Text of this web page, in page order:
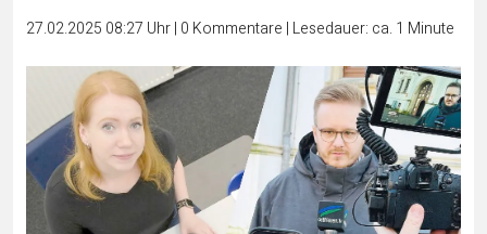
27.02.2025 08:27 Uhr| 0 Kommentare | Lesedauer: ca. 1 Minute